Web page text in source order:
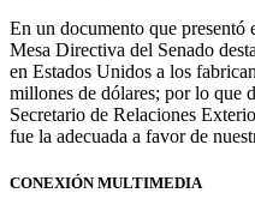
En un documento que presentó
Mesa Directiva del Senado
en Estados Unidos a los
millones de dólares; por lo que
Secretario de Relaciones
fue la adecuada a favor de
CONEXIÓN MULTIMEDIA